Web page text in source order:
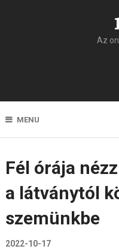
Az
MENU
Fél órája
a látványtól
szemünkbe
2022-10-17